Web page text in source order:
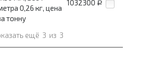
0,26 кг, цена
тонну
1032300 Р
ещё 3 из 3